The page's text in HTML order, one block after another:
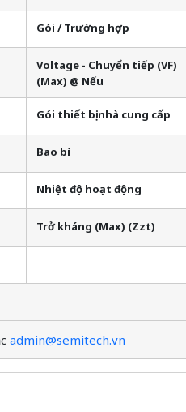
Gói / Trường hợp
Voltage - Chuyển tiếp (VF)
(Max) @ Nếu
Gói thiết bị nhà cung cấp
Bao bì
Nhiệt độ hoạt động
Trở kháng (Max) (Zzt)
admin@semitech.vn